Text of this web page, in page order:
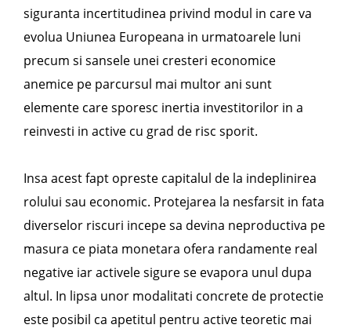
siguranta incertitudinea privind modul in care va
evolua Uniunea Europeana in urmatoarele luni
precum si sansele unei cresteri economice
anemice pe parcursul mai multor ani sunt
elemente care sporesc inertia investitorilor in a
reinvesti in active cu grad de risc sporit.
Insa acest fapt opreste capitalul de la indeplinirea
rolului sau economic. Protejarea la nesfarsit in fata
diverselor riscuri incepe sa devina neproductiva pe
masura ce piata monetara ofera randamente real
negative iar activele sigure se evapora unul dupa
altul. In lipsa unor modalitati concrete de protectie
este posibil ca apetitul pentru active teoretic mai